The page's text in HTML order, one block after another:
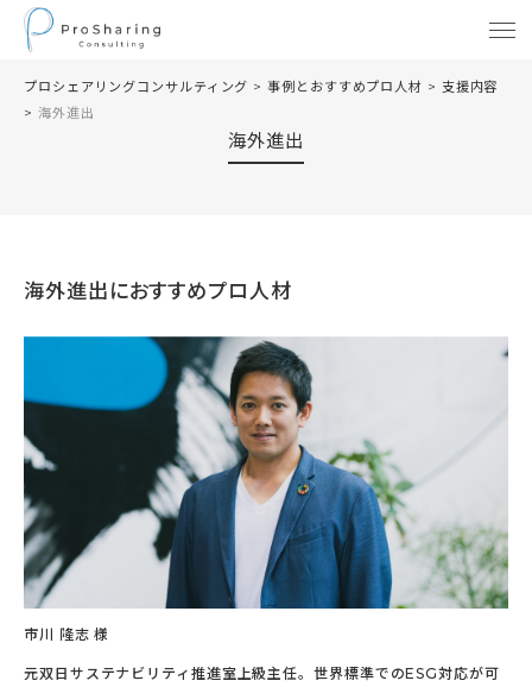
プロシェアリングコンサルティング >事例とおすすめプロ人材 > 支援内容
> 海外進出
海外進出
海外進出におすすめプロ人材
市川 隆志 様
元双日サステナビリティ推進室上級主任。世界標準でのESG対応が可